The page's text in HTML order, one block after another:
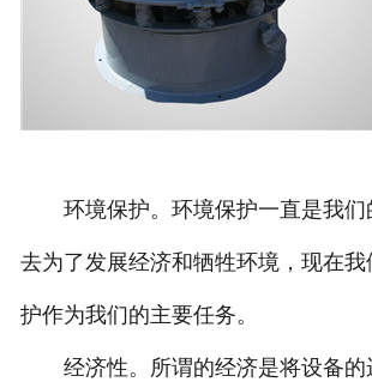
环境保护。环境保护一直是我们
去为了发展经济和牺牲环境，现在
护作为我们的主要任务。
经济性。所谓的经济是将设备的